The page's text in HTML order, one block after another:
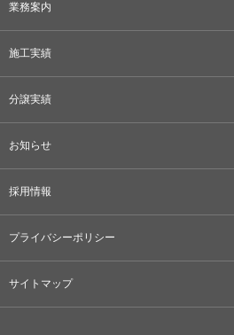
業務案内
施工実績
分譲実績
お知らせ
採用情報
プライバシーポリシー
サイトマップ